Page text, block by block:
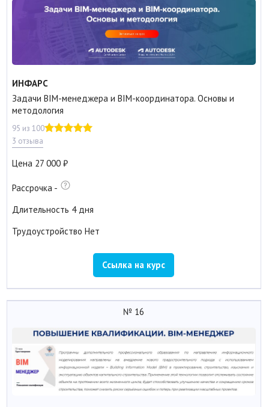
ИНФАРС
Задачи BIM-менеджера и BIM-координатора. Основы и
методология
95 из 100
3 отзыва
Цена 27 000
Рассрочка -
Длительность 4 дня
Трудоустройство Нет
Ссылка на курс
№ 16